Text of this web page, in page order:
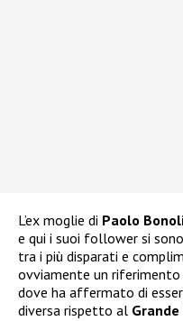
L’ex moglie di Paolo
e qui i suoi follower si
tra i più disparati e
ovviamente un
dove ha affermato di
diversa rispetto al